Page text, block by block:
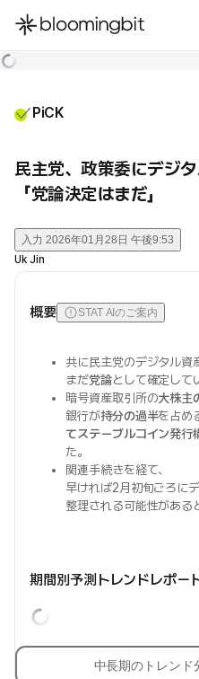
한국어
PiCK
民主党、政策委にデジ
「党論決定はまだ」
入力 2026年01月28日 午後9:53
Uk Jin
概要 STAT AIのご案内
共に民主党のデジタル資
まだ党論として確定して
暗号資産取引所の大株主
銀行が持分の過半を占め
てステーブルコイン発行
た。
関連手続きを経て、
早ければ2月初旬ごろに
整理される可能性がある
期間別予測トレンドレポー
中長期のトレンド